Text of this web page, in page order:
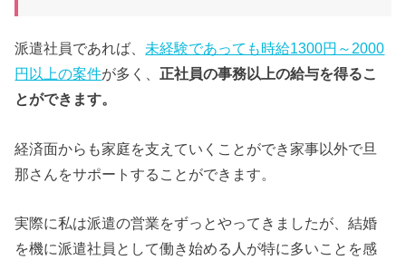
派遣社員であれば、 未経験であっても時給1300円～2000
円以上の案件が多く、 正社員の事務以上の給与を得るこ
とができます。
経済面からも家庭を支えていくことができ家事以外で旦
那さんをサポートすることができます。
実際に私は派遣の営業をずっとやってきましたが、結婚
を機に派遣社員として働き始める人が特に多いことを感